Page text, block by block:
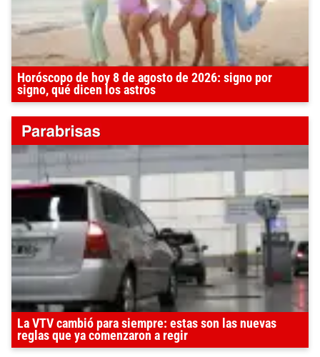
Horóscopo de hoy 8 de agosto de 2026: signo por
signo, qué dicen los astros
La VTV cambió para siempre: estas son las nuevas
reglas que ya comenzaron a regir